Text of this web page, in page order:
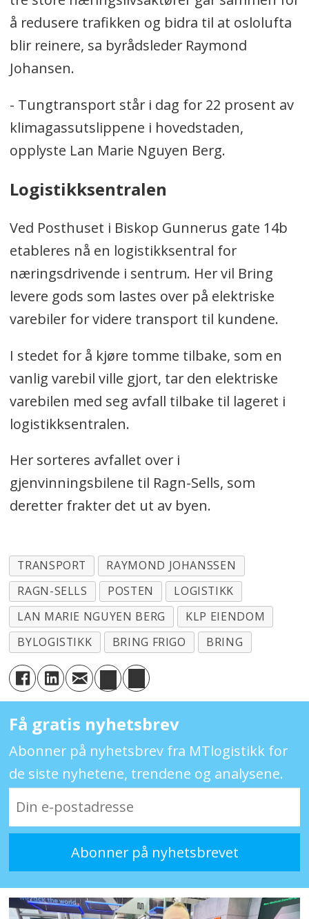
å redusere trafikken og bidra til at oslolufta
blir reinere, sa byrådsleder Raymond
Johansen.
- Tungtransport står i dag for 22 prosent av
klimagassutslippene i hovedstaden,
opplyste Lan Marie Nguyen Berg.
Logistikksentralen
Ved Posthuset i Biskop Gunnerus gate 14b
etableres nå en logistikksentral for
næringsdrivende i sentrum. Her vil Bring
levere gods som lastes over på elektriske
varebiler for videre transport til kundene.
I stedet for å kjøre tomme tilbake, som en
vanlig varebil ville gjort, tar den elektriske
varebilen med seg avfall tilbake til lageret i
logistikksentralen.
Her sorteres avfallet over i
gjenvinningsbilene til Ragn-Sells, som
deretter frakter det ut av byen.
TRANSPORT
RAYMOND JOHANSSEN
RAGN-SELLS
POSTEN
LOGISTIKK
LAN MARIE NGUYEN BERG
KLP EIENDOM
BYLOGISTIKK
BRING FRIGO BRING
Få gratis nyhetsbrev
Abonner på nyhetsbrev fra MTlogistikk for
de siste nyhetene, trendene og analysene.